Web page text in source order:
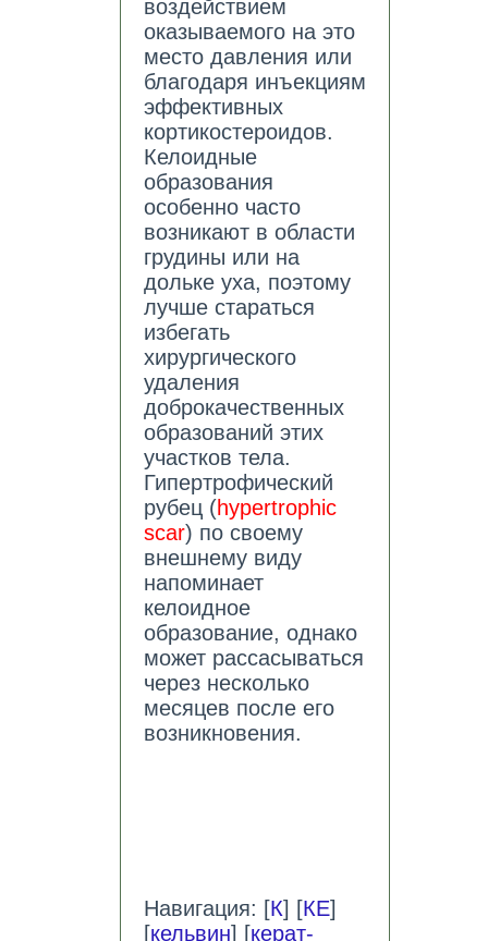
воздействием
оказываемого на это
место давления или
благодаря инъекциям
эффективных
кортикостероидов.
Келоидные
образования
особенно часто
возникают в области
грудины или на
дольке уха, поэтому
лучше стараться
избегать
хирургического
удаления
доброкачественных
образований этих
участков тела.
Гипертрофический
рубец (hypertrophic
scar) по своему
внешнему виду
напоминает
келоидное
образование, однако
может рассасываться
через несколько
месяцев после его
возникновения.
Навигация: [К] [КЕ]
[кельвин] [керат-